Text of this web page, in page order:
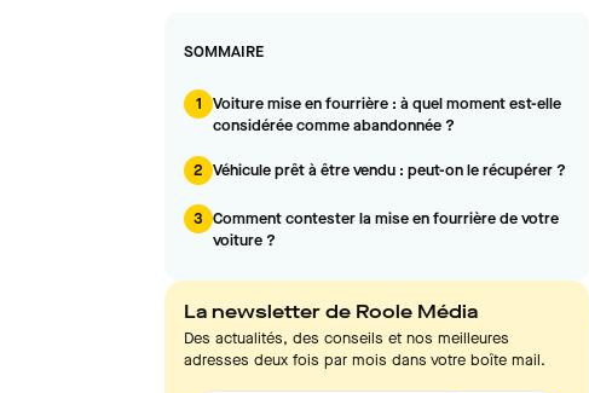
SOMMAIRE
1 Voiture mise en fourrière : à quel moment est-elle
considérée comme abandonnée ?
2 Véhicule prêt à être vendu : peut-on le récupérer ?
3 Comment contester la mise en fourrière de votre
voiture ?
La newsletter de Roole Média
Des actualités, des conseils et nos meilleures
adresses deux fois par mois dans votre boîte mail.